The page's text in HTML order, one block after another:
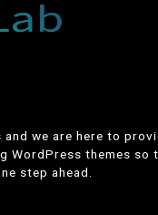
and we are here to
WordPress themes so
step ahead.